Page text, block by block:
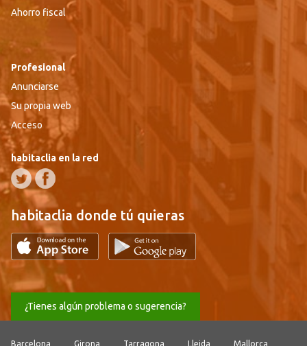
Ahorro fiscal
Profesional
Anunciarse
Su propia web
Acceso
habitaclia en la red
habitaclia donde tú quieras
¿Tienes algún problema o sugerencia?
Barcelona Girona Tarragona Lleida
Mallorca